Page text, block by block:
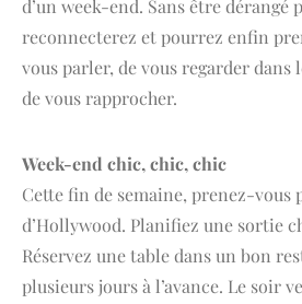
d’un week-end. Sans être dérangé
reconnecterez et pourrez enfin
vous parler, de vous regarder dans
de vous rapprocher.
Week-end chic, chic, chic
Cette fin de semaine, prenez-vous
d’Hollywood. Planifiez une sortie
Réservez une table dans un bon
plusieurs jours à l’avance. Le soir